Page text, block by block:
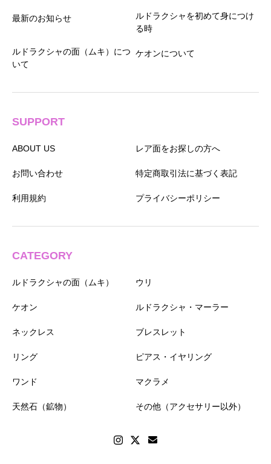
最新のお知らせ
ルドラクシャを初めて身につけ
る時
ルドラクシャの面（ムキ）につ
いて
ケオンについて
SUPPORT
ABOUT US レア面をお探しの方へ
お問い合わせ 特定商取引法に基づく表記
利用規約 プライバシーポリシー
CATEGORY
ルドラクシャの面（ムキ） ウリ
ケオン ルドラクシャ・マーラー
ネックレス ブレスレット
リング ピアス・イヤリング
ワンド マクラメ
天然石（鉱物） その他（アクセサリー以外）